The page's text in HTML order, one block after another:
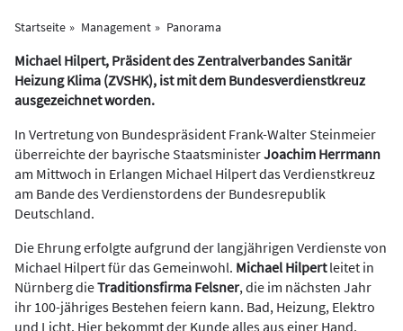
Startseite Management Panorama
Michael Hilpert, Präsident des Zentralverbandes Sanitär
Heizung Klima (ZVSHK), ist mit dem Bundesverdienstkreuz
ausgezeichnet worden.
In Vertretung von Bundespräsident Frank-Walter Steinmeier
überreichte der bayrische StaatsministerJoachim Herrmann
am Mittwoch in Erlangen Michael Hilpert das Verdienstkreuz
am Bande des Verdienstordens der Bundesrepublik
Deutschland.
Die Ehrung erfolgte aufgrund der langjährigen Verdienste von
Michael Hilpert für das Gemeinwohl. Michael Hilpertleitet in
Nürnberg dieTraditionsfirma Felsner, die im nächsten Jahr
ihr 100-jähriges Bestehen feiern kann. Bad, Heizung, Elektro
und Licht. Hier bekommt der Kunde alles aus einer Hand.